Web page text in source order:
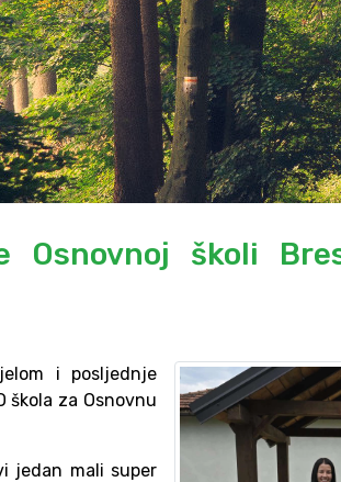
Osnovnoj školi
i posljednje
škola za Osnovnu
jedan mali super